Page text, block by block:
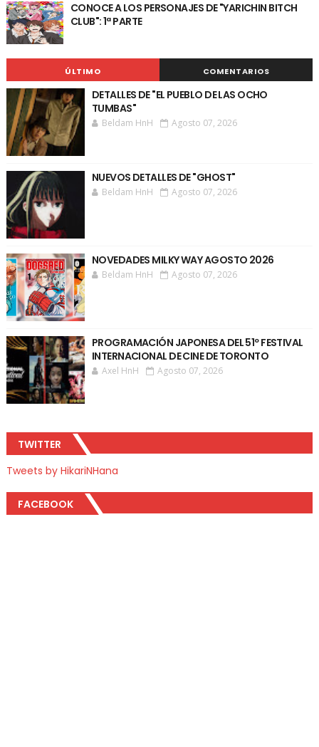
CONOCE A LOS PERSONAJES DE "YARICHIN BITCH
CLUB": 1ª PARTE
ÚLTIMO COMENTARIOS
DETALLES DE "EL PUEBLO DE LAS OCHO
TUMBAS"
Beldam HnH Agosto 07, 2026
NUEVOS DETALLES DE "GHOST"
Beldam HnH Agosto 07, 2026
NOVEDADES MILKY WAY AGOSTO 2026
Beldam HnH Agosto 07, 2026
PROGRAMACIÓN JAPONESA DEL 51º FESTIVAL
INTERNACIONAL DE CINE DE TORONTO
Axel HnH Agosto 07, 2026
TWITTER
Tweets by HikariNHana
FACEBOOK